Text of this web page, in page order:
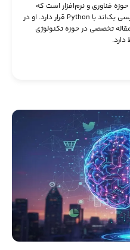
فناوری و نرم‌افزار است که
تمرکز او بر مهندسی نرم‌افزار و برنامه‌نویسی بک‌اند با Python قرار دارد. او در
تخصصی در حوزه تکنولوژی